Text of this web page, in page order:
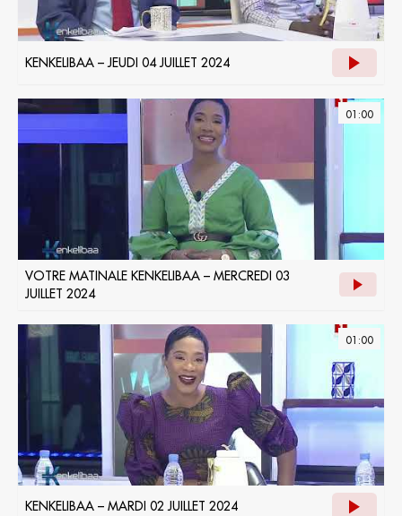
KENKELIBAA – JEUDI 04 JUILLET 2024
01:00
VOTRE MATINALE KENKELIBAA – MERCREDI 03
JUILLET 2024
01:00
KENKELIBAA – MARDI 02 JUILLET 2024